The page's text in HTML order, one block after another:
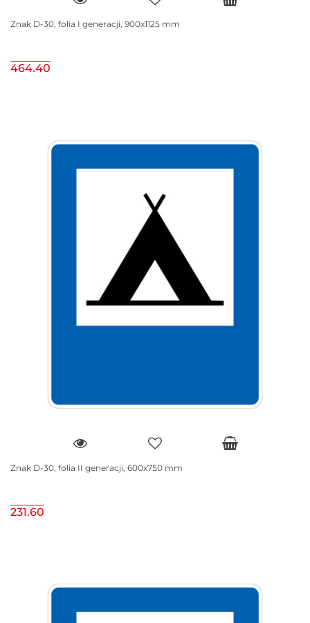
Znak D-30, folia I generacji, 900x1125 mm
464.40
Znak D-30, folia II generacji, 600x750 mm
231.60